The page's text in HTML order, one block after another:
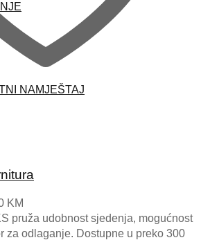
NAMJEŠTAJ
KM
range:
830.00 KM
pruža udobnost sjedenja, mogućnost
za odlaganje. Dostupne u preko 300